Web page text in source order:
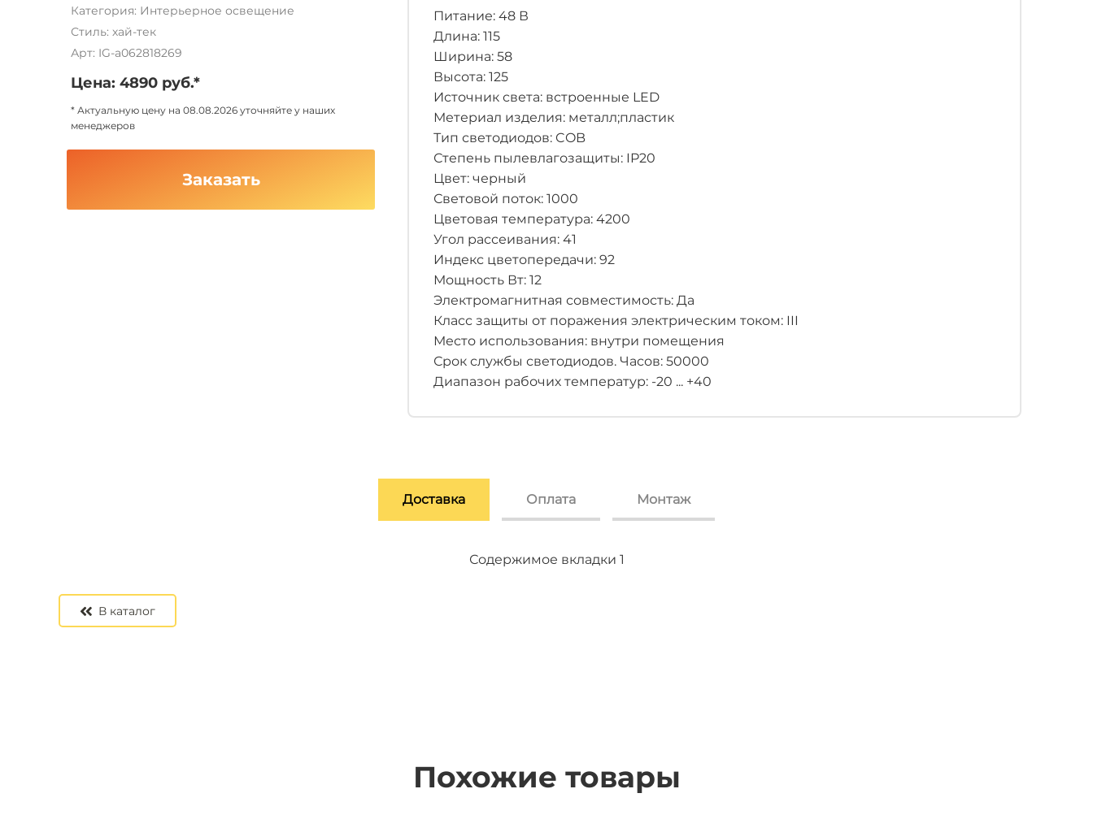
Категория: Интерьерное освещение
Стиль: хай-тек
Арт: IG-a062818269
Цена: 4890 руб.*
* Актуальную цену на 08.08.2026 уточняйте у наших
менеджеров
Заказать
Питание: 48 В
Длина: 115
Ширина: 58
Высота: 125
Источник света: встроенные LED
Метериал изделия: металл;пластик
Тип светодиодов: COB
Степень пылевлагозащиты: IP20
Цвет: черный
Световой поток: 1000
Цветовая температура: 4200
Угол рассеивания: 41
Индекс цветопередачи: 92
Мощность Вт: 12
Электромагнитная совместимость: Да
Класс защиты от поражения электрическим током: III
Место использования: внутри помещения
Срок службы светодиодов. Часов: 50000
Диапазон рабочих температур: -20 ... +40
Доставка Оплата Монтаж
Содержимое вкладки 1
Содержимое вкладки 2
Содержимое вкладки 3
В каталог
Похожие товары